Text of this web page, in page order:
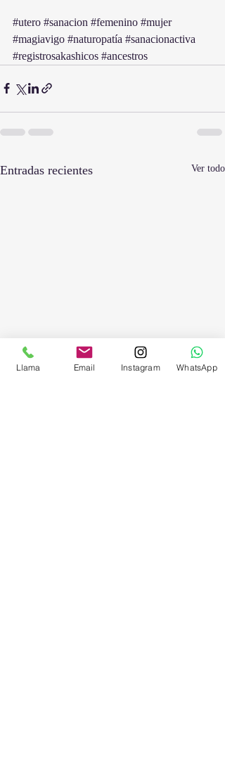
#utero #sanacion #femenino #mujer
#magiavigo #naturopatía #sanacionactiva
#registrosakashicos #ancestros
Entradas recientes Ver todo
Llama Email Instagram WhatsApp